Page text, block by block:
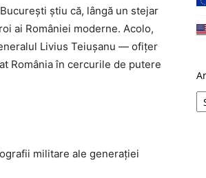
știu că, lângă un stejar
ai României moderne. Acolo,
Livius Teiușanu — ofițer
România în cercurile de putere
militare ale generației